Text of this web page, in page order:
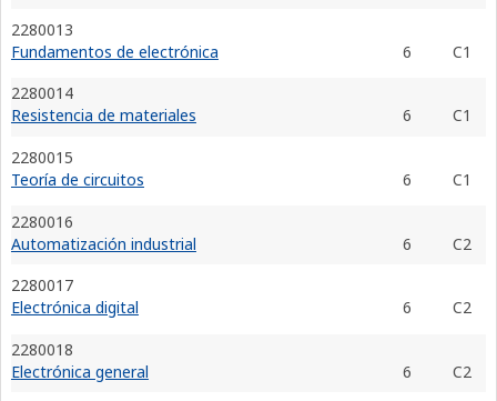
2280013
Fundamentos de electrónica
6
C1
2280014
Resistencia de materiales
6
C1
2280015
Teoría de circuitos
6
C1
2280016
Automatización industrial
6
C2
2280017
Electrónica digital
6
C2
2280018
Electrónica general
6
C2